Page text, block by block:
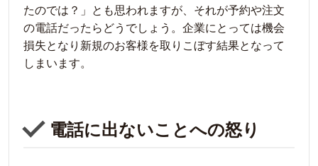
たのでは？」とも思われますが、それが予約や注文
の電話だったらどうでしょう。企業にとっては機会
損失となり新規のお客様を取りこぼす結果となって
しまいます。
電話に出ないことへの怒り